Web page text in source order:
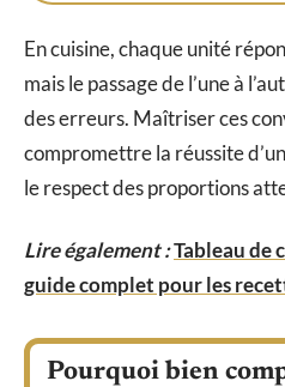
En cuisine, chaque unité
mais le passage de l’une à
des erreurs. Maîtriser ces
compromettre la réussite
le respect des proportions
Lire également :Tableau de
guide complet pour les
Pourquoi bien